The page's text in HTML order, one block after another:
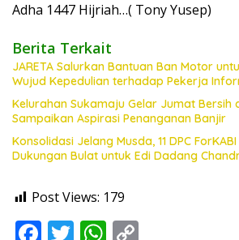
Adha 1447 Hijriah…( Tony Yusep)
Berita Terkait
JARETA Salurkan Bantuan Ban Motor
Wujud Kepedulian terhadap Pekerja
Kelurahan Sukamaju Gelar Jumat Bersih
Sampaikan Aspirasi Penanganan Banjir
Konsolidasi Jelang Musda, 11 DPC
Dukungan Bulat untuk Edi Dadang
Post Views: 179